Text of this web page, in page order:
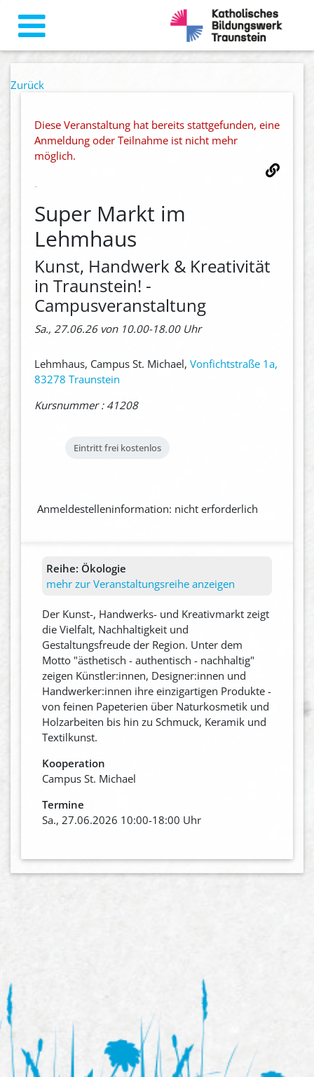
Zurück
Diese Veranstaltung hat bereits stattgefunden, eine
Anmeldung oder Teilnahme ist nicht mehr
möglich.
Super Markt im
Lehmhaus
Kunst, Handwerk & Kreativität
in Traunstein! -
Campusveranstaltung
Sa., 27.06.26 von 10.00-18.00 Uhr
Lehmhaus, Campus St. Michael, Vonfichtstraße 1a,
83278 Traunstein
Kursnummer : 41208
Eintritt frei kostenlos
Anmeldestelleninformation: nicht erforderlich
Reihe: Ökologie
mehr zur Veranstaltungsreihe anzeigen
Der Kunst-, Handwerks- und Kreativmarkt zeigt
die Vielfalt, Nachhaltigkeit und
Gestaltungsfreude der Region. Unter dem
Motto "ästhetisch - authentisch - nachhaltig"
zeigen Künstler:innen, Designer:innen und
Handwerker:innen ihre einzigartigen Produkte -
von feinen Papeterien über Naturkosmetik und
Holzarbeiten bis hin zu Schmuck, Keramik und
Textilkunst.
Kooperation
Campus St. Michael
Termine
Sa., 27.06.2026 10:00-18:00 Uhr